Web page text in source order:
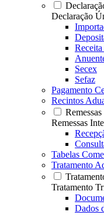
Declaração
Secex
Sefaz
Pagamento
Recintos
Remessas
Tabelas
Tratamento
Tratamento
Dados